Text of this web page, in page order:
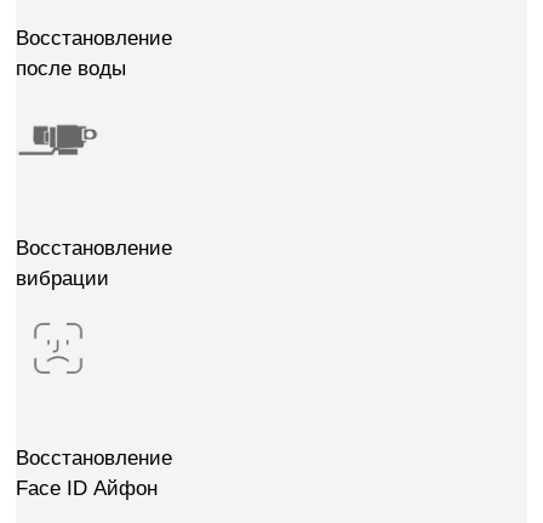
Восстановление
после воды
Восстановление
вибрации
Восстановление
Face ID Айфон